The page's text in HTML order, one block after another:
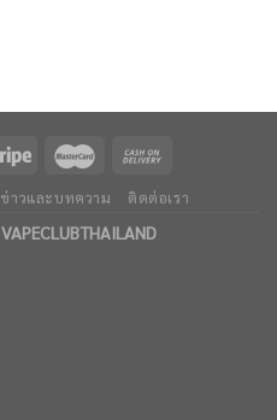
ข่าวและบทความ ติดต่อเรา
VAPECLUBTHAILAND